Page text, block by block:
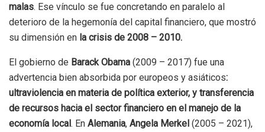
malas. Ese vínculo se fue concretando en paralelo al
deterioro de la hegemonía del capital financiero, que mostró
su dimensión en la crisis de 2008 – 2010.
El gobierno de Barack Obama (2009 – 2017) fue una
advertencia bien absorbida por europeos y asiáticos:
ultraviolencia en materia de política exterior, y transferencia
de recursos hacia el sector financiero en el manejo de la
economía local. En Alemania, Angela Merkel (2005 – 2021),